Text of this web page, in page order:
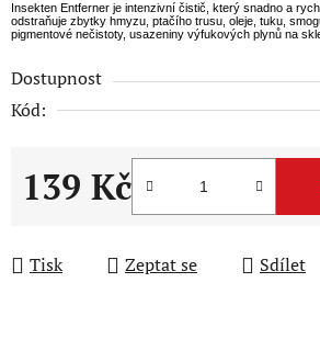
Insekten Entferner je intenzivní čistič, který snadno a
odstraňuje zbytky hmyzu, ptačího trusu, oleje, tuku,
pigmentové nečistoty, usazeniny výfukových plynů na
Dostupnost
Kód:
139 Kč
Tisk Zeptat se Sdílet